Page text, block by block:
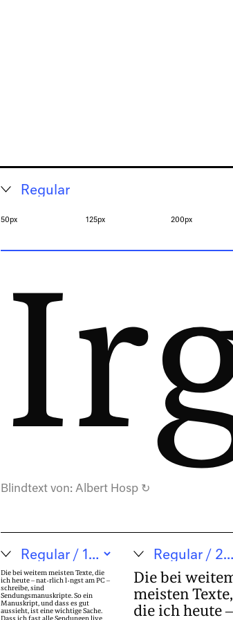
50px 125px 200px
Blindtext von: Albert Hosp↻
Die bei weitem meisten Texte, die
ich heute – natürlich längst am PC –
schreibe, sind
Sendungsmanuskripte. So ein
Manuskript, und dass es gut
aussieht, ist eine wichtige Sache.
Die bei
meisten Texte,
die ich heute –